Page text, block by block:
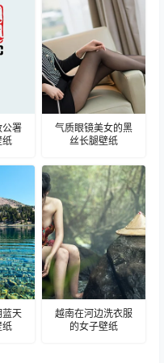
公署
纸
气质眼镜美女的黑
丝长腿壁纸
蓝天
纸
越南在河边洗衣服
的女子壁纸